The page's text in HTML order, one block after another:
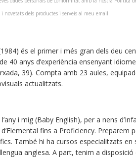
novetats dels productes i serveis al meu email.
és el primer i més gran dels deu
40 anys d’experiència ensenyant
39). Compta amb 23 aules,
actualitzats.
i mig (Baby English), per a nens
fins a Proficiency. Preparem
També hi ha cursos especialitzats
anglesa. A part, tenim a disposició